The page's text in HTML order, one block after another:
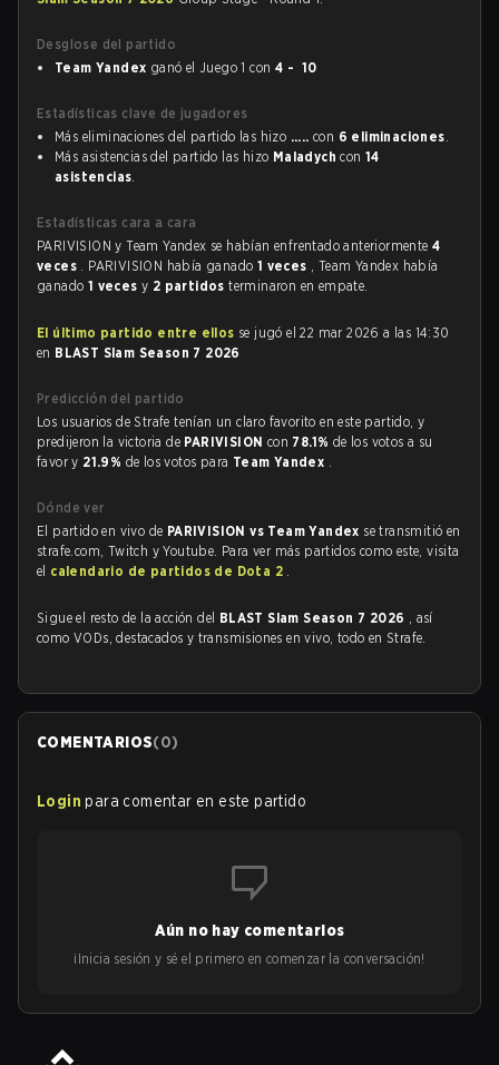
Desglose del partido
Team Yandex ganó el Juego 1 con 4 - 10
Estadísticas clave de jugadores
Más eliminaciones del partido las hizo ..... con 6 eliminaciones.
Más asistencias del partido las hizo Maladych con14
asistencias.
Estadísticas cara a cara
PARIVISION y Team Yandex se habían enfrentado anteriormente 4
veces . PARIVISION había ganado 1 veces , Team Yandex había
ganado 1 vecesy 2 partidosterminaron en empate.
El último partido entre ellos se jugó el 22 mar 2026 a las 14:30
en BLAST Slam Season 7 2026
Predicción del partido
Los usuarios de Strafe tenían un claro favorito en este partido, y
predijeron la victoria de PARIVISION con 78.1% de los votos a su
favor y 21.9% de los votos para Team Yandex .
Dónde ver
El partido en vivo de PARIVISION vs Team Yandex se transmitió en
strafe.com, Twitch y Youtube. Para ver más partidos como este, visita
el calendario de partidos de Dota 2 .
Sigue el resto de la acción del BLAST Slam Season 7 2026 , así
como VODs, destacados y transmisiones en vivo, todo en Strafe.
COMENTARIOS(0)
Login para comentar en este partido
Aún no hay comentarios
¡Inicia sesión y sé el primero en comenzar la conversación!